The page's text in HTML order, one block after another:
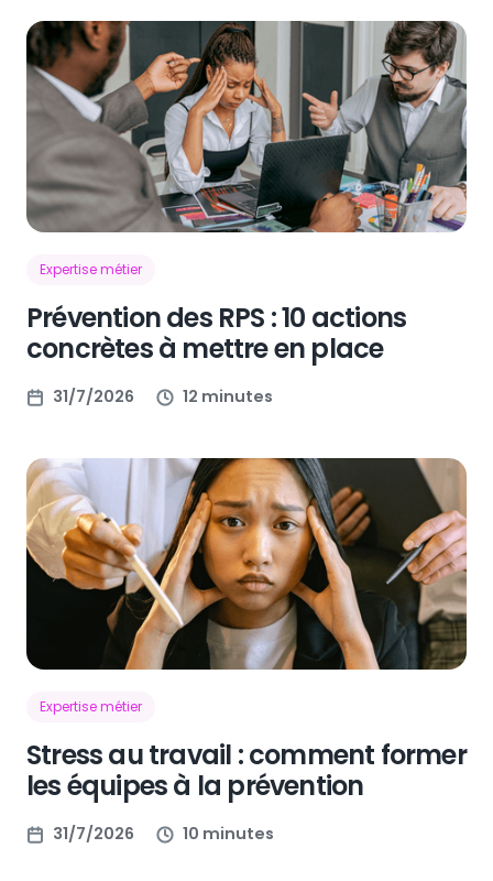
Expertise métier
Prévention des RPS : 10 actions
concrètes à mettre en place
31/7/2026 12 minutes
Expertise métier
Stress au travail : comment former
les équipes à la prévention
31/7/2026 10 minutes